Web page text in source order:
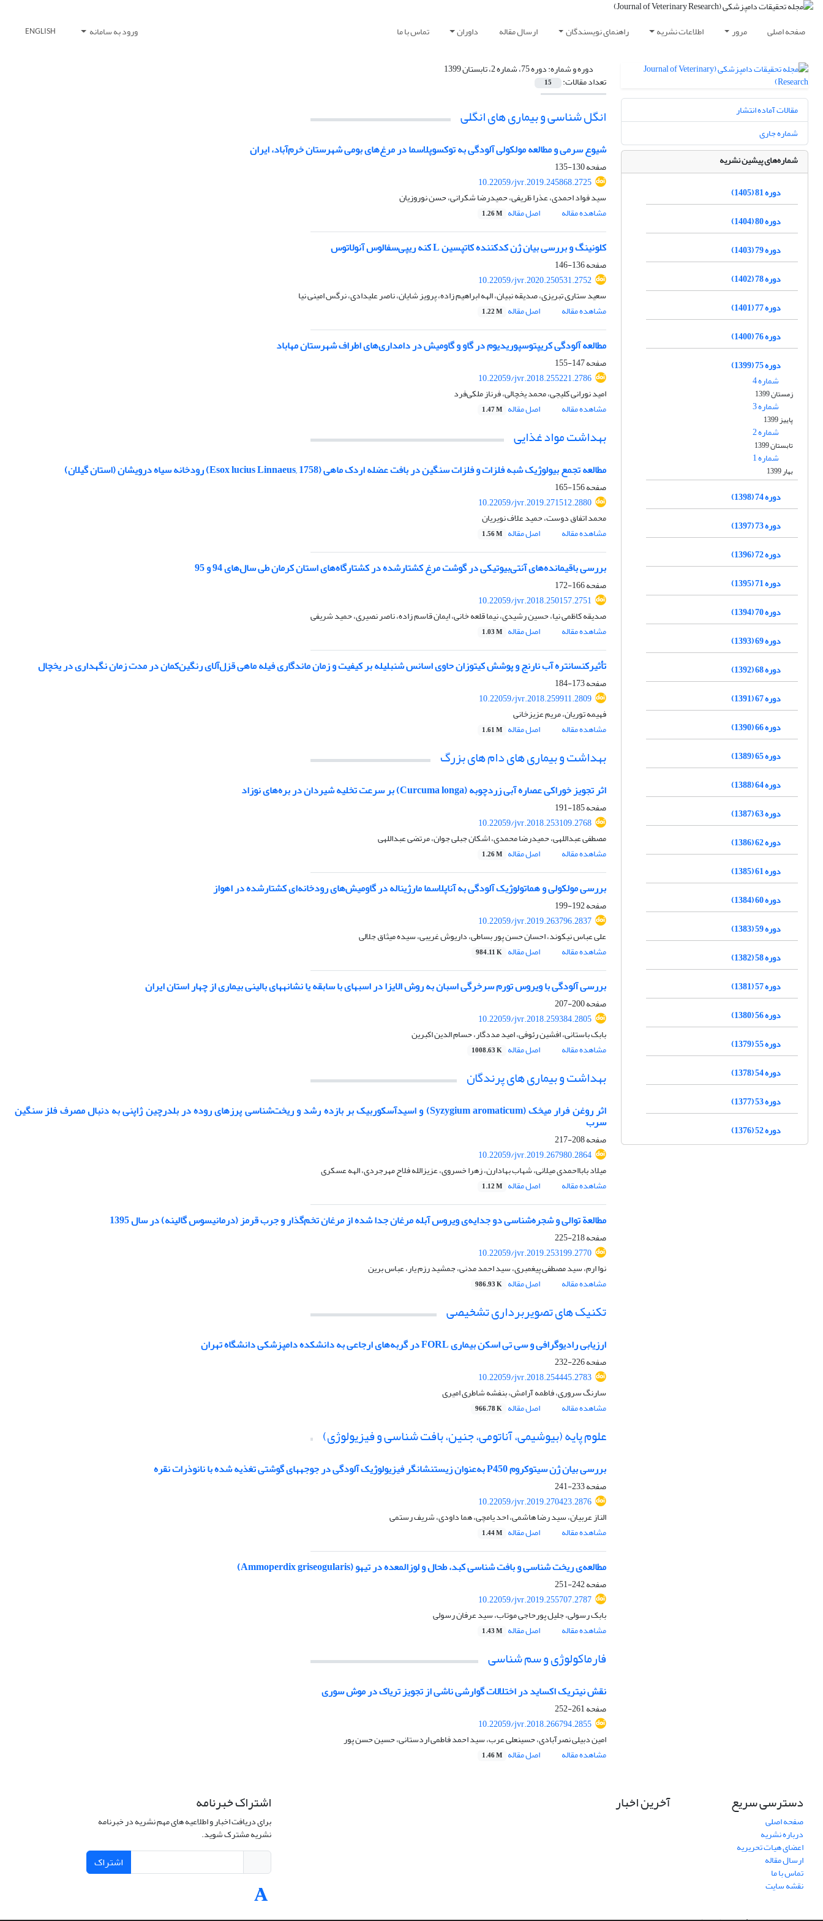
صفحه اصلی مرور اطلاعات نشریه راهنمای نویسندگان ارسال مقاله داوران تماس با ما ورود به سامانه ENGLISH
دوره و شماره:دوره 75، شماره 2، تابستان 1399
تعداد مقالات: 15
انگل شناسی و بیماری های انگلی
شیوع سرمی و مطالعه مولکولی آلودگی به توکسوپلاسما در مرغ‌های بومی شهرستان خرم‌آباد، ایران
صفحه130-135
10.22059/jvr.2019.245868.2725
سید فواد احمدی، عذرا ظریفی، حمیدرضا شکرانی، حسن نوروزیان
مشاهده مقاله
اصل مقاله 1.26 M
کلونینگ و بررسی بیان ژن کد‌کننده کاتپسین L کنه ریپی‌سفالوس آنولاتوس
صفحه136-146
10.22059/jvr.2020.250531.2752
سعید ستاری تبریزی، صدیقه نبیان، الهه ابراهیم زاده، پرویز شایان، ناصر علیدادی، نرگس امینی نیا
مشاهده مقاله
اصل مقاله 1.22 M
مطالعه آلودگی کریپتوسپوریدیوم در گاو و گاومیش در دامداری‌های اطراف شهرستان مهاباد
صفحه147-155
10.22059/jvr.2018.255221.2786
امید نورانی کلیجی، محمد یخچالی، فرناز ملکی‌فرد
مشاهده مقاله
اصل مقاله 1.47 M
بهداشت مواد غذایی
مطالعه تجمع بیولوژیک شبه فلزات و فلزات سنگین در بافت عضله اردک ماهی (Esox lucius Linnaeus, 1758) رودخانه سیاه درویشان (استان گیلان)
صفحه156-165
10.22059/jvr.2019.271512.2880
محمد اتفاق دوست، حمید علاف نویریان
مشاهده مقاله
اصل مقاله 1.56 M
بررسی باقیمانده‌های آنتی‌بیوتیکی در گوشت مرغ کشتارشده در کشتارگاه‌‏های استان کرمان طی سال‌های 94 و 95
صفحه166-172
10.22059/jvr.2018.250157.2751
صدیقه کاظمی نیا، حسین رشیدی، نیما قلعه خانی، ایمان قاسم زاده، ناصر نصیری، حمید شریفی
مشاهده مقاله
اصل مقاله 1.03 M
تأثیرکنسانتره آب نارنج و پوشش کیتوزان حاوی اسانس شنبلیله بر کیفیت و زمان ماندگاری فیله ماهی قزل‌آلای رنگین‌کمان در مدت زمان نگهداری در یخچال
صفحه173-184
10.22059/jvr.2018.259911.2809
فهیمه توریان، مریم عزیزخانی
مشاهده مقاله
اصل مقاله 1.61 M
بهداشت و بیماری های دام های بزرگ
اثر تجویز خوراکی عصاره آبی زردچوبه (Curcuma longa) بر سرعت تخلیه شیردان در بره‌های نوزاد
صفحه185-191
10.22059/jvr.2018.253109.2768
مصطفی عبداللهی، حمیدرضا محمدی، اشکان جبلی جوان، مرتضی عبداللهی
مشاهده مقاله
اصل مقاله 1.26 M
بررسی مولکولی و هماتولوژیک آلودگی به آناپلاسما مارژیناله در گاومیش‌های رودخانه‌ای کشتارشده در اهواز
صفحه192-199
10.22059/jvr.2019.263796.2837
علی عباس نیکوند، احسان حسن پور بساطی، داریوش غریبی، سیده میثاق جلالی
مشاهده مقاله
اصل مقاله 984.11 K
بررسی آلودگی با ویروس تورم سرخرگی اسبان به روش الایزا در اسب‎های با سابقه یا نشانه‎های بالینی بیماری از چهار استان ایران
صفحه200-207
10.22059/jvr.2018.259384.2805
بابک باستانی، افشین رئوفی، امید مددگار، حسام الدین اکبرین
مشاهده مقاله
اصل مقاله 1008.63 K
بهداشت و بیماری های پرندگان
اثر روغن فرار میخک (Syzygium aromaticum) و اسید‎آسکوربیک بر بازده رشد و ریخت‌شناسی پرزهای روده در بلدرچین ژاپنی به دنبال مصرف فلز سنگین
سرب
صفحه208-217
10.22059/jvr.2019.267980.2864
میلاد بابااحمدی میلانی، شهاب بهادارن، زهرا خسروی، عزیزالله فلاح مهرجردی، الهه عسکری
مشاهده مقاله
اصل مقاله 1.12 M
مطالعة توالی و شجره‌شناسی دو جدایه‌ی ویروس آبله مرغان جدا شده از مرغان تخم‌گذار و جرب قرمز (درمانیسوس گالینه) در سال 1395
صفحه218-225
10.22059/jvr.2019.253199.2770
نوا ارم، سید مصطفی پیغمبری، سید احمد مدنی، جمشید رزم یار، عباس برین
مشاهده مقاله
اصل مقاله 986.93 K
تکنیک های تصویربرداری تشخیصی
ارزیابی رادیوگرافی و سی‌ تی اسکن بیماری FORL در گربه‌های ارجاعی به دانشکده دامپزشکی دانشگاه تهران
صفحه226-232
10.22059/jvr.2018.254445.2783
سارنگ سروری، فاطمه آرامش، بنفشه شاطری امیری
مشاهده مقاله
اصل مقاله 966.78 K
علوم پایه (بیوشیمی، آناتومی، جنین، بافت شناسی و فیزیولوژی)
بررسی بیان ژن سیتوکروم P450 به‌عنوان زیست‎نشانگر فیزیولوژیک آلودگی در جوجه‎های گوشتی تغذیه شده با نانوذرات نقره
صفحه233-241
10.22059/jvr.2019.270423.2876
الناز عربیان، سید رضا هاشمی، احد یامچی، هما داودی، شریف رستمی
مشاهده مقاله
اصل مقاله 1.44 M
مطالعه‌ی ریخت شناسی و بافت شناسی کبد، طحال و لوزالمعده در تیهو (Ammoperdix griseogularis)
صفحه242-251
10.22059/jvr.2019.255707.2787
بابک رسولی، جلیل پورحاجی موتاب، سید عرفان رسولی
مشاهده مقاله
اصل مقاله 1.43 M
فارماکولوژی و سم شناسی
نقش نیتریک اکساید در اختلالات گوارشی ناشی از تجویز تریاک در موش سوری
صفحه261-252
10.22059/jvr.2018.266794.2855
امین دبیلی نصرآبادی، حسینعلی عرب، سید احمد فاطمی اردستانی، حسین حسن پور
مشاهده مقاله
اصل مقاله 1.46 M
مقالات آماده انتشار
شماره جاری
شماره‌های پیشین نشریه
دوره 81 (1405)
دوره 80 (1404)
دوره 79 (1403)
دوره 78 (1402)
دوره 77 (1401)
دوره 76 (1400)
دوره 75 (1399)
شماره 4
زمستان 1399
شماره 3
پاییز 1399
شماره 2
تابستان 1399
شماره 1
بهار 1399
دوره 74 (1398)
دوره 73 (1397)
دوره 72 (1396)
دوره 71 (1395)
دوره 70 (1394)
دوره 69 (1393)
دوره 68 (1392)
دوره 67 (1391)
دوره 66 (1390)
دوره 65 (1389)
دوره 64 (1388)
دوره 63 (1387)
دوره 62 (1386)
دوره 61 (1385)
دوره 60 (1384)
دوره 59 (1383)
دوره 58 (1382)
دوره 57 (1381)
دوره 56 (1380)
دوره 55 (1379)
دوره 54 (1378)
دوره 53 (1377)
دوره 52 (1376)
دسترسی سریع
صفحه اصلی
درباره نشریه
اعضای هیات تحریریه
ارسال مقاله
تماس با ما
نقشه سایت
آخرین اخبار اشتراک خبرنامه
برای دریافت اخبار و اطلاعیه های مهم نشریه در خبرنامه
نشریه مشترک شوید.
اشتراک